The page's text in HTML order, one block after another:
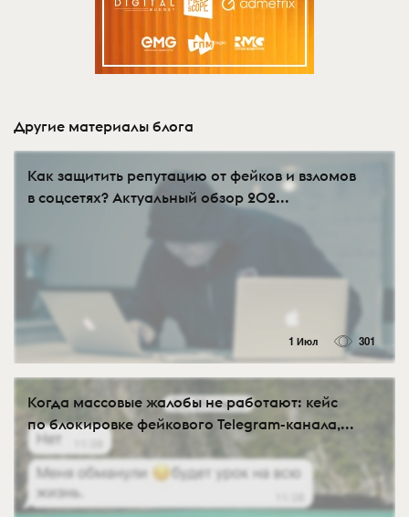
Другие материалы блога
Как защитить репутацию от фейков и взломов
в соцсетях? Актуальный обзор 202...
1 Июл 301
Когда массовые жалобы не работают: кейс
по блокировке фейкового Telegram-канала,...